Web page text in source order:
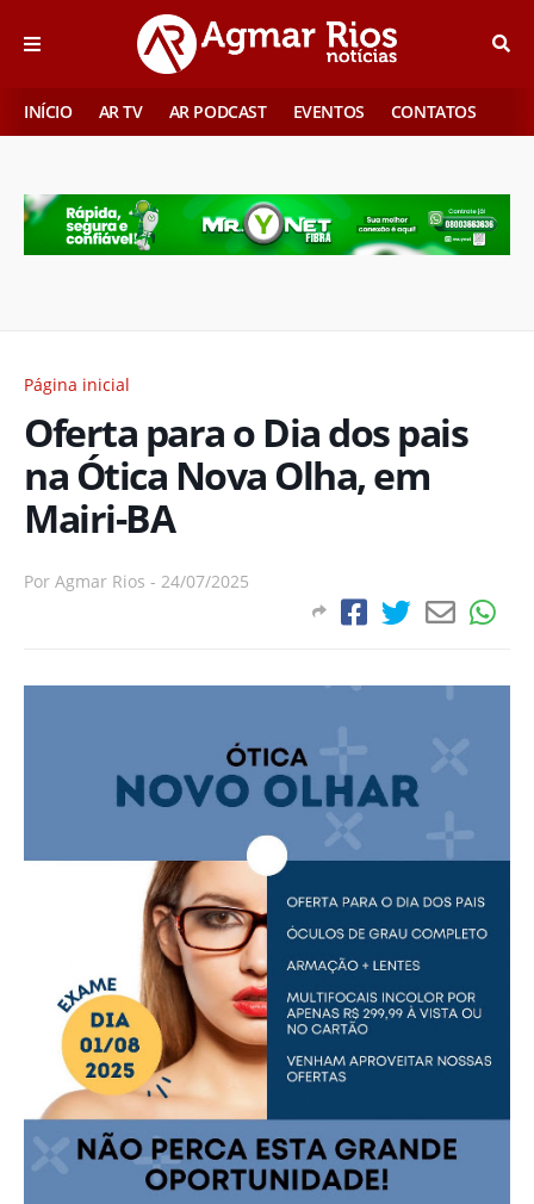
INÍCIO AR TV AR PODCAST EVENTOS CONTATOS
Página inicial
Oferta para o Dia dos pais
na Ótica Nova Olha, em
Mairi-BA
Por Agmar Rios - 24/07/2025